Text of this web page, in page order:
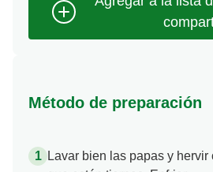
Método de preparación
Lavar bien las papas y hervir